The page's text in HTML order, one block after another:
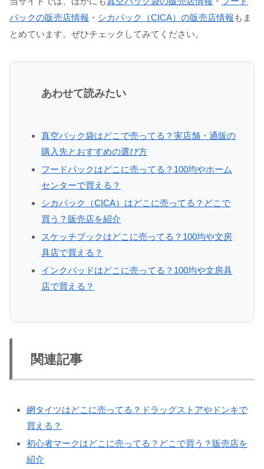
パックの販売店情報 ・ シカパック（CICA）の販売店情報 もま
とめています。ぜひチェックしてみてください。
あわせて読みたい
真空パック袋はどこで売ってる？実店舗・通販の
購入先とおすすめの選び方
フードパックはどこに売ってる？100均やホーム
センターで買える？
シカパック（CICA）はどこに売ってる？どこで
買う？販売店を紹介
スケッチブックはどこに売ってる？100均や文房
具店で買える？
インクパッドはどこに売ってる？100均や文房具
店で買える？
関連記事
網タイツはどこに売ってる？ドラッグストアやドンキで
買える？
初心者マークはどこに売ってる？どこで買う？販売店を
紹介